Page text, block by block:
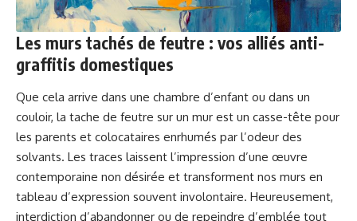
Les murs tachés de feutre : vos alliés anti-
graffitis domestiques
Que cela arrive dans une chambre d’enfant ou dans un
couloir, la tache de feutre sur un mur est un casse-tête pour
les parents et colocataires enrhumés par l’odeur des
solvants. Les traces laissent l’impression d’une œuvre
contemporaine non désirée et transforment nos murs en
tableau d’expression souvent involontaire. Heureusement,
interdiction d’abandonner ou de repeindre d’emblée tout